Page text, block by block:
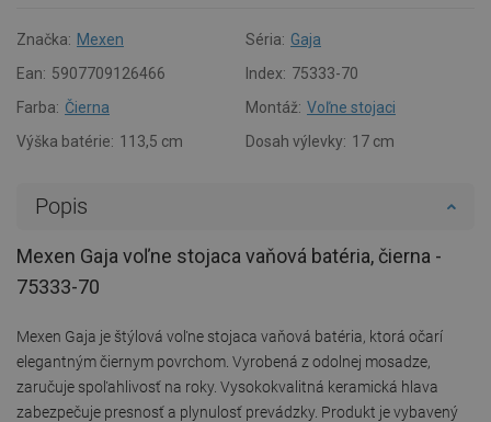
Značka: Mexen Séria: Gaja
Ean: 5907709126466 Index: 75333-70
Farba: Čierna Montáž: Voľne stojaci
Výška batérie: 113,5 cm Dosah výlevky: 17 cm
Popis
Mexen Gaja voľne stojaca vaňová batéria, čierna -
75333-70
Mexen Gaja je štýlová voľne stojaca vaňová batéria, ktorá očarí
elegantným čiernym povrchom. Vyrobená z odolnej mosadze,
zaručuje spoľahlivosť na roky. Vysokokvalitná keramická hlava
zabezpečuje presnosť a plynulosť prevádzky. Produkt je vybavený